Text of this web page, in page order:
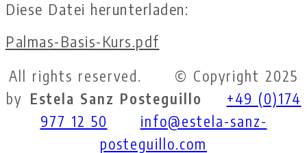
Diese Datei herunterladen:
Palmas-Basis-Kurs.pdf
All rights reserved. © Copyright 2025
by Estela Sanz Posteguillo
+49 (0)174
977 12 50
info@estela-sanz-
posteguillo.com